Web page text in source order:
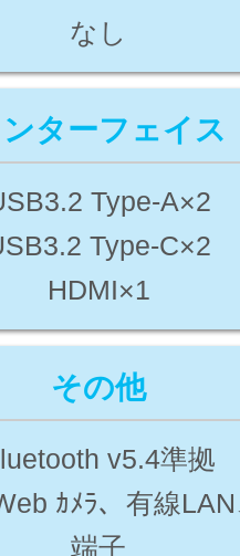
なし
ターフェイス
Type-A×2
Type-C×2
HDMI×1
その他
v5.4準拠
ｶﾒﾗ、有線
端子